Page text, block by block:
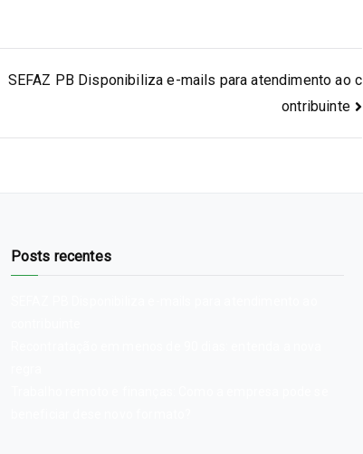
SEFAZ PB Disponibiliza e-mails para atendimento ao c
ontribuinte
Posts recentes